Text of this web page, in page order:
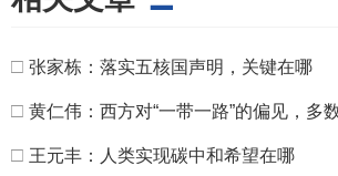
□ 张家栋：落实五核国声明，关键在哪
□ 黄仁伟：西方对“一带一路”的偏见，多
□ 王元丰：人类实现碳中和希望在哪